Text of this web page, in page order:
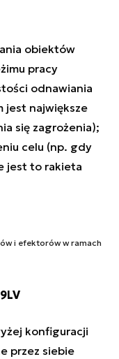
obiektów
pracy
odnawiania
jest największe
się zagrożenia);
celu (np. gdy
jest to rakieta
i efektorów w ramach
konfiguracji
przez siebie